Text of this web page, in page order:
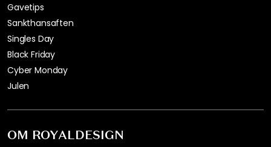
OM ROYALDESIGN
Gavetips
Sankthansaften
Singles Day
Black Friday
Cyber Monday
Julen